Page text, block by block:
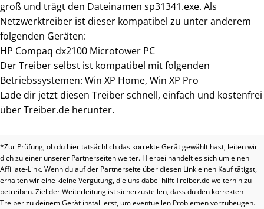
groß und trägt den Dateinamen sp31341.exe. Als
Netzwerktreiber ist dieser kompatibel zu unter anderem
folgenden Geräten:
HP Compaq dx2100 Microtower PC
Der Treiber selbst ist kompatibel mit folgenden
Betriebssystemen: Win XP Home, Win XP Pro
Lade dir jetzt diesen Treiber schnell, einfach und kostenfrei
über Treiber.de herunter.
*Zur Prüfung, ob du hier tatsächlich das korrekte Gerät gewählt hast, leiten wir
dich zu einer unserer Partnerseiten weiter. Hierbei handelt es sich um einen
Affiliate-Link. Wenn du auf der Partnerseite über diesen Link einen Kauf tätigst,
erhalten wir eine kleine Vergütung, die uns dabei hilft Treiber.de weiterhin zu
betreiben. Ziel der Weiterleitung ist sicherzustellen, dass du den korrekten
Treiber zu deinem Gerät installierst, um eventuellen Problemen vorzubeugen.